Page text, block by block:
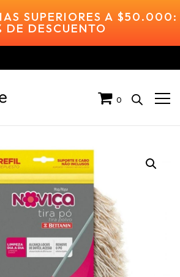
SUPERIORES A $50.000:
DE DESCUENTO
0